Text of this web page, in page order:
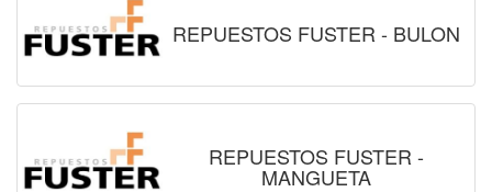
REPUESTOS FUSTER - BULON
REPUESTOS FUSTER -
MANGUETA